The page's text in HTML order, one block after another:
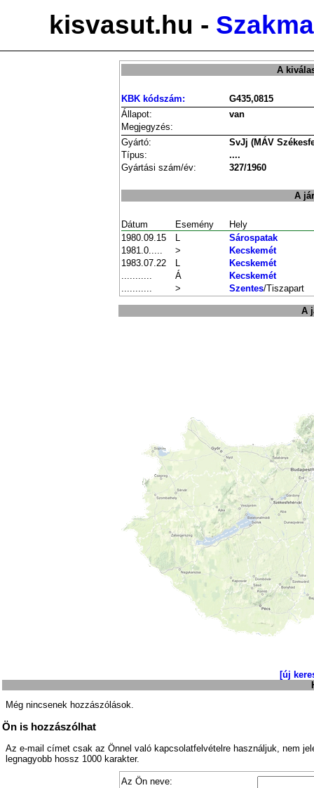
kisvasut.hu -
A
KBK kódszám:
G435,0815
Állapot:
van
Megjegyzés:
Gyártó:
SvJj (MÁV
Típus:
....
Gyártási szám/év:
327/1960
A
Dátum Esemény
Hely
1980.09.15
L
Sárospatak
1981.0.....
>
Kecskemét
1983.07.22
L
Kecskemét
...........
Á
Kecskemét
...........
> Szentes/Tiszapart
A
[új
Még nincsenek hozzászólások.
Ön is hozzászólhat
Az e-mail címet csak az Önnel való kapcsolatfelvételre használjuk, nem
legnagyobb hossz 1000 karakter.
Az Ön neve: